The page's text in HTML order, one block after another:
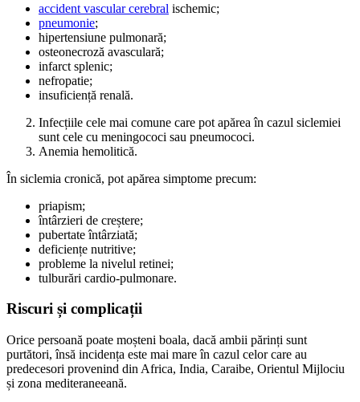
accident vascular cerebral ischemic;
pneumonie;
hipertensiune pulmonară;
osteonecroză avasculară;
infarct splenic;
nefropatie;
insuficiență renală.
Infecțiile cele mai comune care pot apărea în cazul siclemiei
sunt cele cu meningococi sau pneumococi.
Anemia hemolitică.
În siclemia cronică, pot apărea simptome precum:
priapism;
întârzieri de creștere;
pubertate întârziată;
deficiențe nutritive;
probleme la nivelul retinei;
tulburări cardio-pulmonare.
Riscuri și complicații
Orice persoană poate moșteni boala, dacă ambii părinți sunt
purtători, însă incidența este mai mare în cazul celor care au
predecesori provenind din Africa, India, Caraibe, Orientul Mijlociu
și zona mediteraneeană.